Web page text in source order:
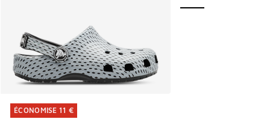
ÉCONOMISE 11 €
ÉCONOMISE 11 €